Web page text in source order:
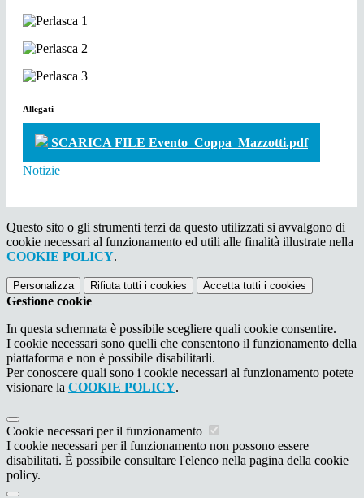
Allegati
SCARICA FILE Evento_Coppa_Mazzotti.pdf
Notizie
Questo sito o gli strumenti terzi da questo utilizzati si avvalgono di
cookie necessari al funzionamento ed utili alle finalità illustrate nella
COOKIE POLICY.
Personalizza Rifiuta tutti i cookies Accetta tutti i cookies
Gestione cookie
In questa schermata è possibile scegliere quali cookie consentire.
I cookie necessari sono quelli che consentono il funzionamento della
piattaforma e non è possibile disabilitarli.
Per conoscere quali sono i cookie necessari al funzionamento potete
visionare la COOKIE POLICY.
Cookie necessari per il funzionamento
I cookie necessari per il funzionamento non possono essere
disabilitati. È possibile consultare l'elenco nella pagina della cookie
policy.